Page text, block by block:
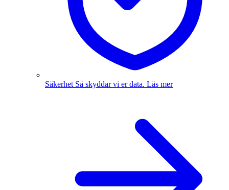
Säkerhet Så skyddar vi er data. Läs mer